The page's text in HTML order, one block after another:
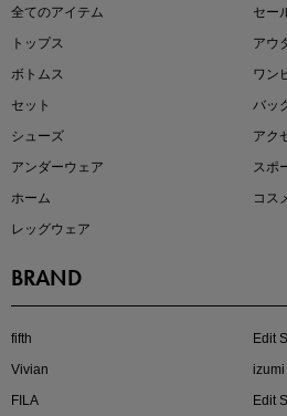
近日販売のアイテムを先見せ
全てのアイテム
セー
トップス
アウ
ボトムス
ワン
セット
バッ
シューズ
アク
アンダーウェア
スポ
ホーム
コス
レッグウェア
BRAND
fifth
Edit
Vivian
izumi
FILA
Edit